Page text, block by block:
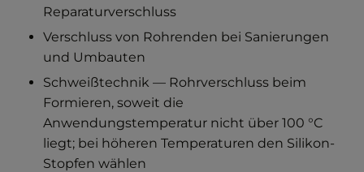
Reparaturverschluss
Verschluss von Rohrenden bei Sanierungen
und Umbauten
Schweißtechnik — Rohrverschluss beim
Formieren, soweit die
Anwendungstemperatur nicht über 100 °C
liegt; bei höheren Temperaturen den Silikon-
Stopfen wählen